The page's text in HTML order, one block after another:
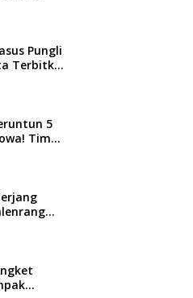
Pungli
Terbitkan
5
Tim